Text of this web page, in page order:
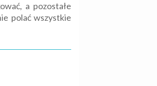
a pozostałe
polać wszystkie